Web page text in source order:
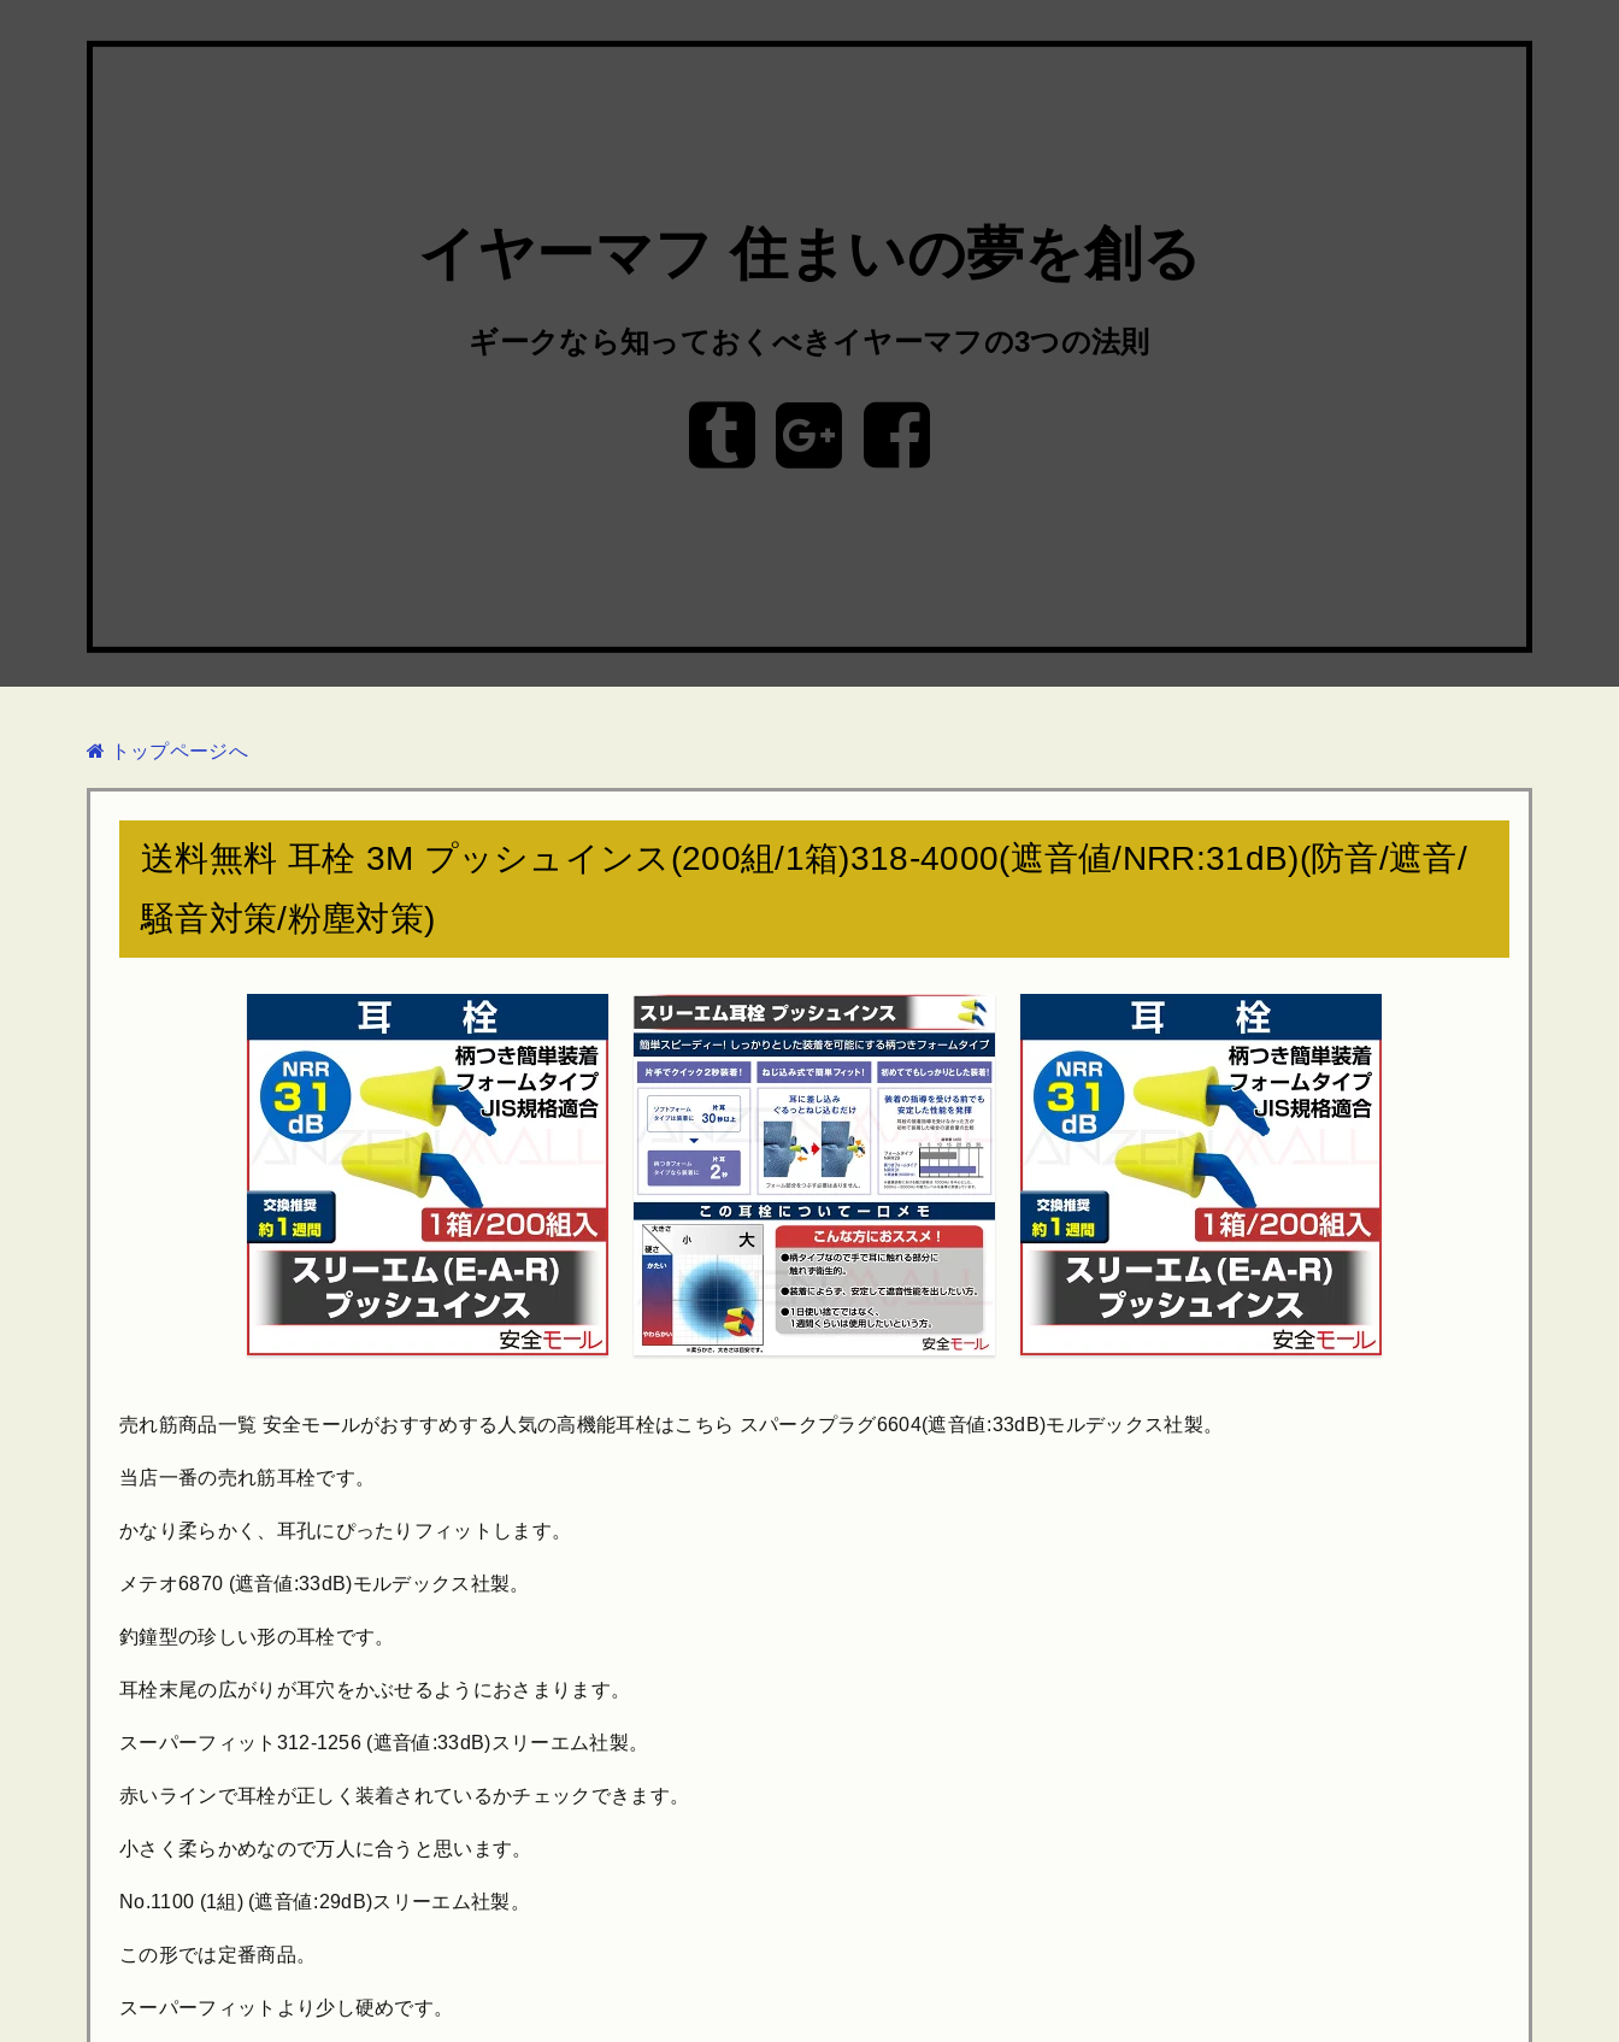
イヤーマフ 住まいの夢を創る
ギークなら知っておくべきイヤーマフの3つの法則
トップページへ
送料無料 耳栓 3M プッシュインス(200組/1箱)318-4000(遮音値/NRR:31dB)(防音/遮音/
騒音対策/粉塵対策)
売れ筋商品一覧 安全モールがおすすめする人気の高機能耳栓はこちら スパークプラグ6604(遮音値:33dB)モルデックス社製。
当店一番の売れ筋耳栓です。
かなり柔らかく、耳孔にぴったりフィットします。
メテオ6870 (遮音値:33dB)モルデックス社製。
釣鐘型の珍しい形の耳栓です。
耳栓末尾の広がりが耳穴をかぶせるようにおさまります。
スーパーフィット312-1256 (遮音値:33dB)スリーエム社製。
赤いラインで耳栓が正しく装着されているかチェックできます。
小さく柔らかめなので万人に合うと思います。
No.1100 (1組) (遮音値:29dB)スリーエム社製。
この形では定番商品。
スーパーフィットより少し硬めです。